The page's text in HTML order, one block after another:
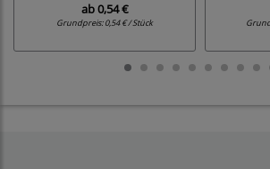
ab0,54 €
Grundpreis:0,54 € / Stück